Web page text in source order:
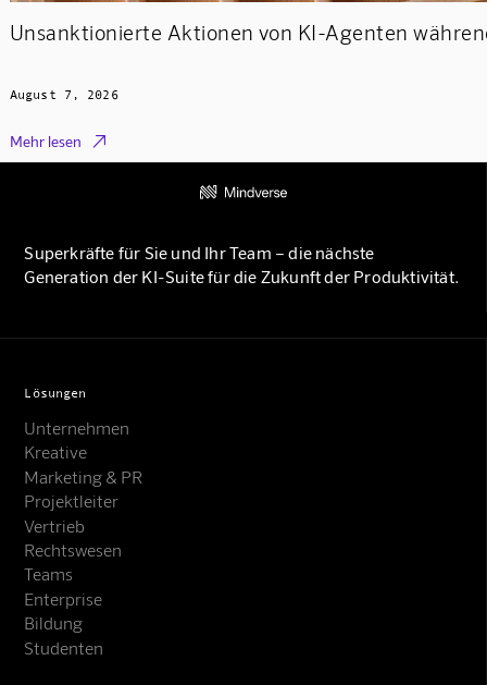
Unsanktionierte Aktionen von KI-Agenten
August 7, 2026
Mehr lesen 
Superkräfte für Sie und Ihr Team – die nächste
Generation der KI-Suite für die Zukunft der Produktivität.
Lösungen
Unternehmen
Kreative
Marketing & PR
Projektleiter
Vertrieb
Rechtswesen
Teams
Enterprise
Bildung
Studenten